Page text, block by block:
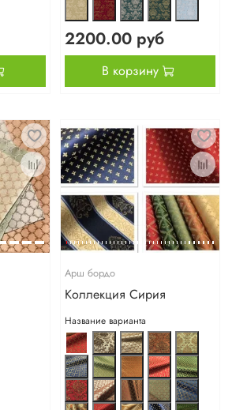
2200.00 руб
В корзину
Арш бордо
Коллекция Сирия
Название варианта